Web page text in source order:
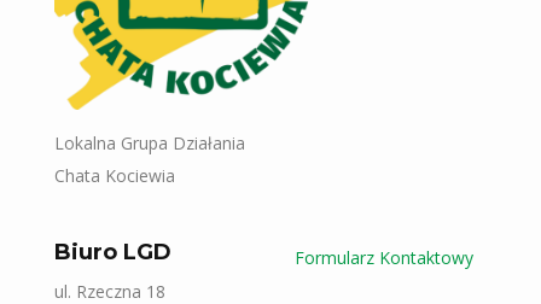
Lokalna Grupa Działania
Chata Kociewia
Biuro LGD
ul. Rzeczna 18
Formularz Kontaktowy